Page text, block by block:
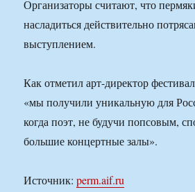
Организаторы считают, что
насладиться действительно
выступлением.
Как отметил арт-директор
«мы получили уникальную для
когда поэт, не будучи попсовым,
большие концертные залы».
Источник:perm.aif.ru